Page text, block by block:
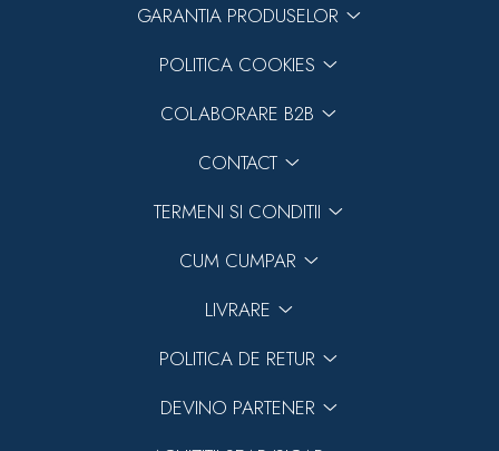
GARANTIA PRODUSELOR
POLITICA COOKIES
COLABORARE B2B
CONTACT
TERMENI SI CONDITII
CUM CUMPAR
LIVRARE
POLITICA DE RETUR
DEVINO PARTENER